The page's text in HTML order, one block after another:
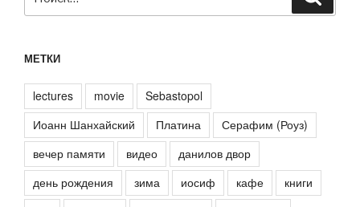
МЕТКИ
lectures movie
Sebastopol
Иоанн Шанхайский
Платина
Серафим (Роуз)
вечер памяти
видео
данилов двор
день рождения
зима иосиф кафе
книги